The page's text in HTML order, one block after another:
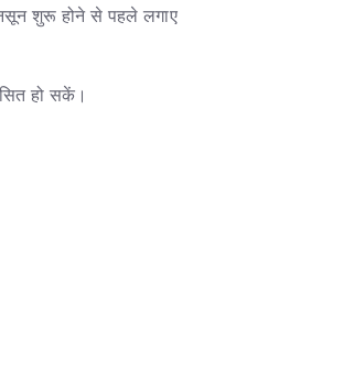
शुरू होने से पहले लगाए
हो सकें।